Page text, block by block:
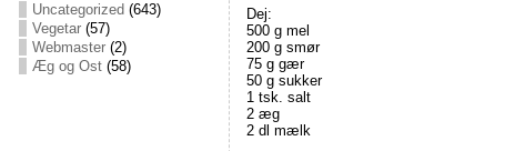
Uncategorized (643)
Vegetar(57)
Webmaster(2)
Æg og Ost(58)
Dej:
500 g mel
200 g smør
75 g gær
50 g sukker
1 tsk. salt
2 æg
2 dl mælk